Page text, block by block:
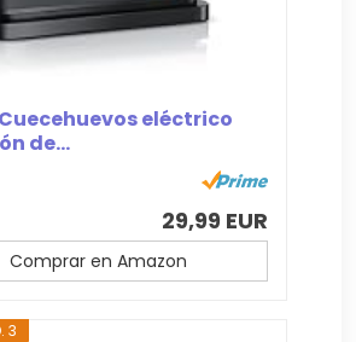
eléctrico
de...
29,99 EUR
Comprar en Amazon
3